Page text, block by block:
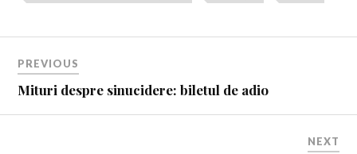
PREVIOUS
Mituri despre sinucidere: biletul de adio
NEXT